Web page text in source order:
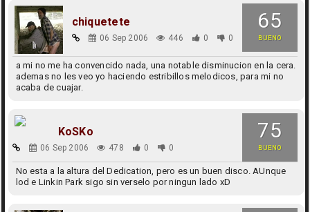
65
BUENO
chiquetete
06 Sep 2006 446 0 0
a mi no me ha convencido nada, una notable disminucion en la cera.
ademas no les veo yo haciendo estribillos melodicos, para mi no
acaba de cuajar.
75
BUENO
KoSKo
06 Sep 2006 478 0 0
No esta a la altura del Dedication, pero es un buen disco. AUnque
lod e Linkin Park sigo sin verselo por ningun lado xD